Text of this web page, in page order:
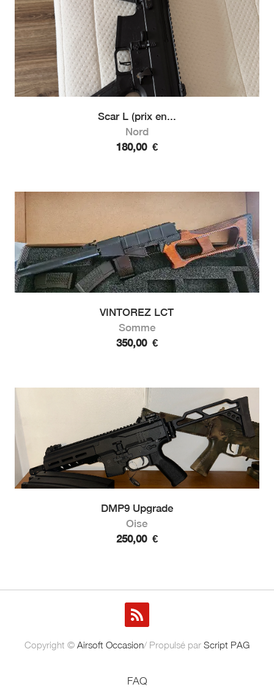
Scar L (prix en...
Nord
180,00 €
VINTOREZ LCT
Somme
350,00 €
DMP9 Upgrade
Oise
250,00 €
Copyright © Airsoft Occasion/ Propulsé par Script PAG
FAQ